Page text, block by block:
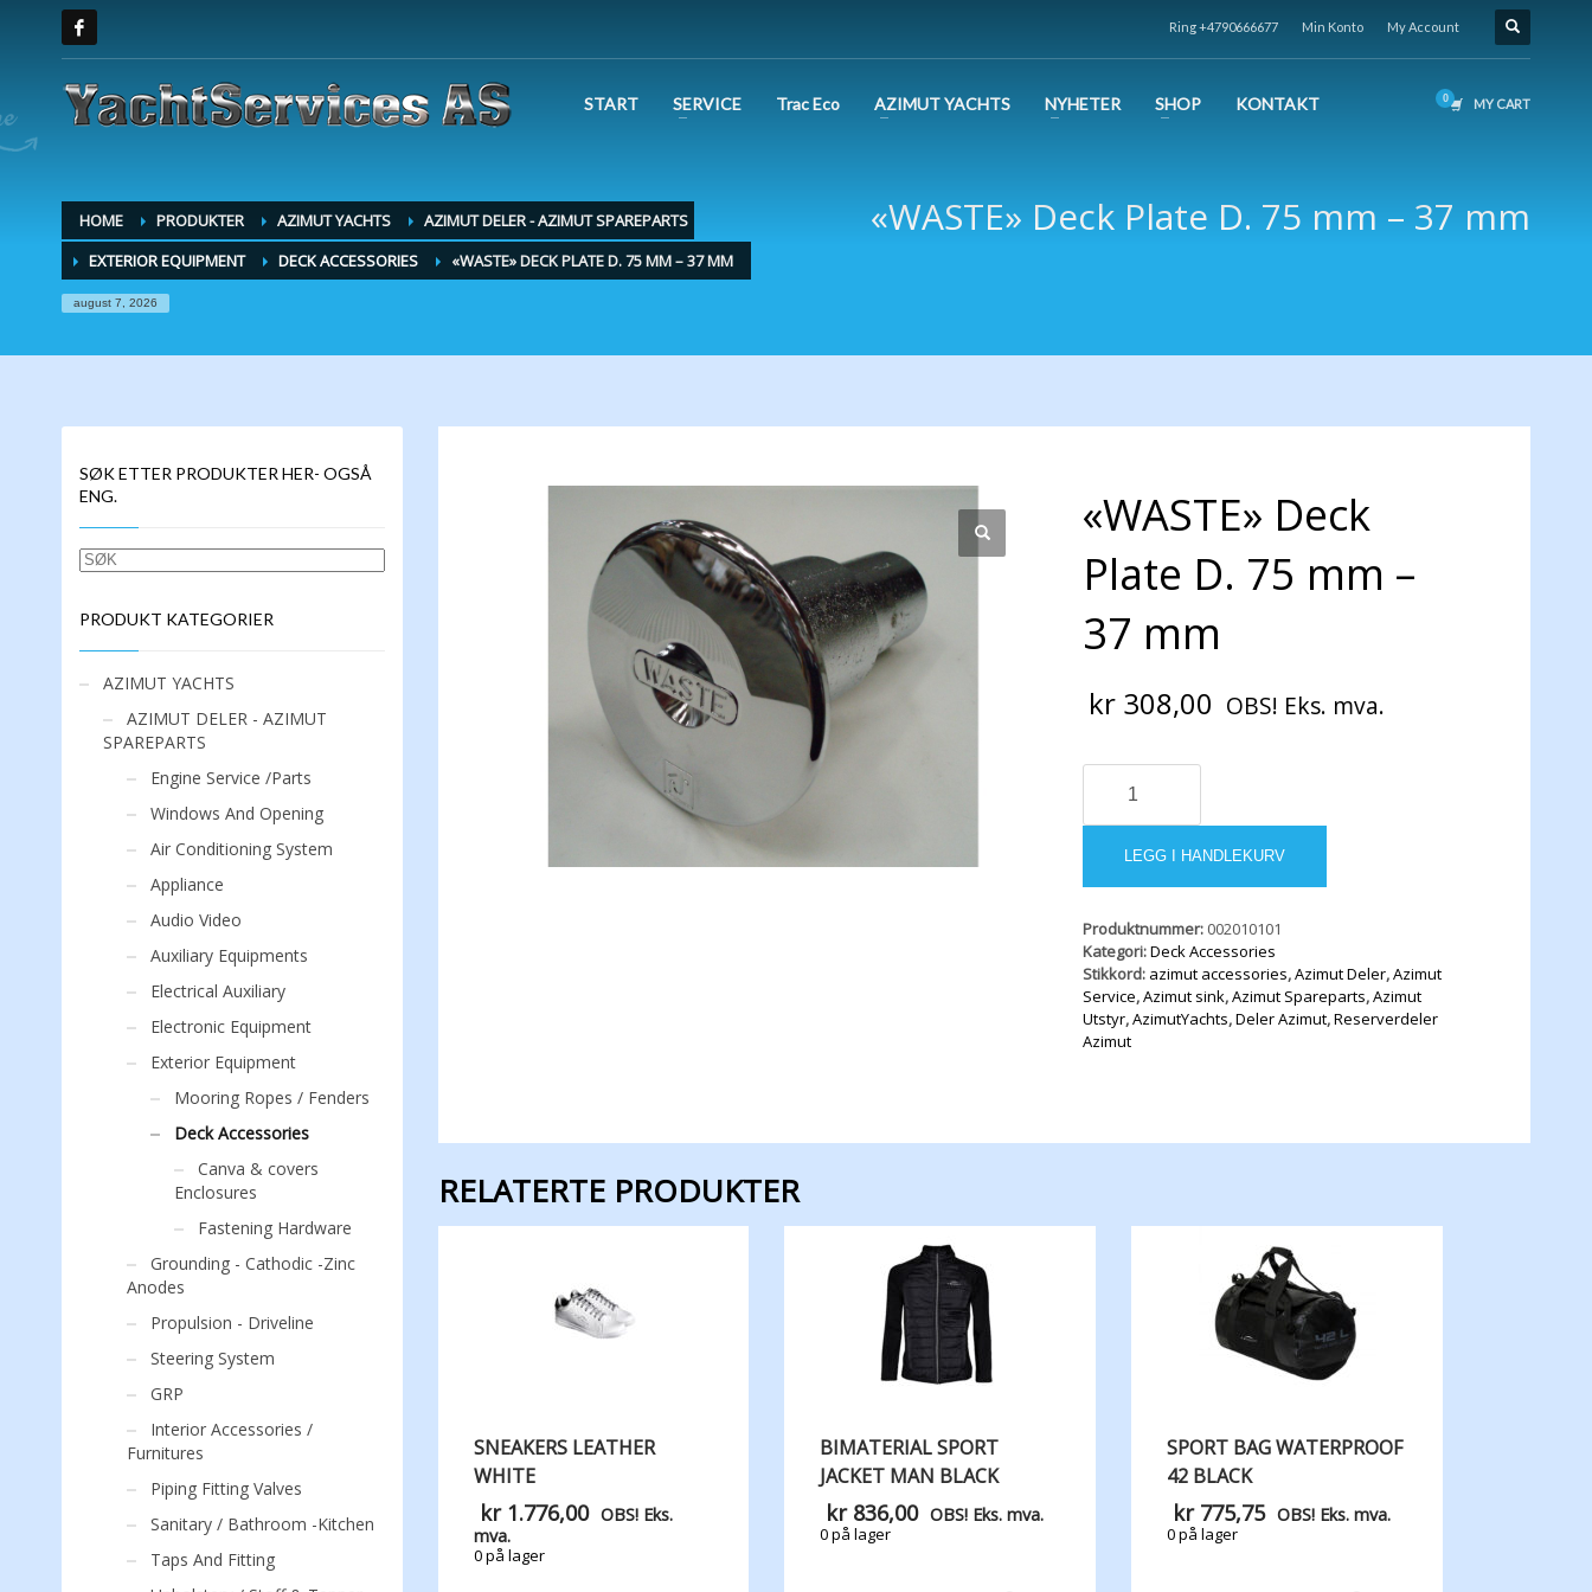
Ring +4790666677 Min Konto My Account
START SERVICE Trac Eco AZIMUT YACHTS NYHETER SHOP KONTAKT MY CART
HOME PRODUKTER AZIMUT YACHTS
AZIMUT DELER - AZIMUT SPAREPARTS
EXTERIOR EQUIPMENT
DECK ACCESSORIES «WASTE» DECK PLATE D. 75 MM – 37 MM
august 7, 2026
«WASTE» Deck Plate D. 75 mm – 37 mm
«WASTE» Deck
Plate D. 75 mm –
37 mm
kr 308,00 OBS! Eks. mva.
"WASTE"
Plate
mm
37
mm
antall
LEGG I HANDLEKURV
Produktnummer: 002010101
Kategori:Deck Accessories
Stikkord: azimut accessories,Azimut Deler,Azimut
Service,Azimut sink,Azimut Spareparts,Azimut
Utstyr,AzimutYachts,Deler Azimut,Reserverdeler
Azimut
RELATERTE PRODUKTER
SNEAKERS LEATHER
WHITE
kr1.776,00 OBS! Eks.
mva.
0 på lager
BIMATERIAL SPORT
JACKET MAN BLACK
kr836,00 OBS! Eks. mva.
0 på lager
SPORT BAG WATERPROOF
42 BLACK
kr775,75 OBS! Eks. mva.
0 på lager
SØK ETTER PRODUKTER HER- OGSÅ
ENG.
SØK
PRODUKT KATEGORIER
AZIMUT YACHTS
AZIMUT DELER - AZIMUT
SPAREPARTS
Engine Service /Parts
Windows And Opening
Air Conditioning System
Appliance
Audio Video
Auxiliary Equipments
Electrical Auxiliary
Electronic Equipment
Exterior Equipment
Mooring Ropes / Fenders
Deck Accessories
Canva & covers
Enclosures
Fastening Hardware
Grounding - Cathodic -Zinc
Anodes
Propulsion - Driveline
Steering System
GRP
Interior Accessories /
Furnitures
Piping Fitting Valves
Sanitary / Bathroom -Kitchen
Taps And Fitting